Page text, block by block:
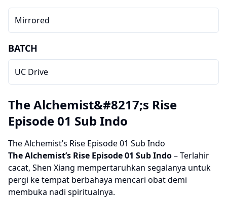
Mirrored
BATCH
UC Drive
The Alchemist&#8217;s Rise
Episode 01 Sub Indo
The Alchemist’s Rise Episode 01 Sub Indo
The Alchemist’s Rise Episode 01 Sub Indo– Terlahir
cacat, Shen Xiang mempertaruhkan segalanya untuk
pergi ke tempat berbahaya mencari obat demi
membuka nadi spiritualnya.